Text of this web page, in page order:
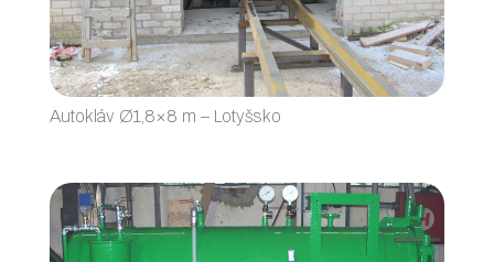
Autokláv Ø1,8×8 m – Lotyšsko